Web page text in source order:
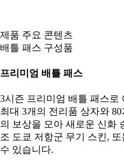
제품 주요 콘텐츠
배틀 패스 구성품
프리미엄 배틀 패스
3시즌 프리미엄 배틀 패스로
최대 3개의 전리품 상자와
의 보상을 모아 새로운 신화
조 도쿄 저항군 무기 스킨,
수 있습니다.